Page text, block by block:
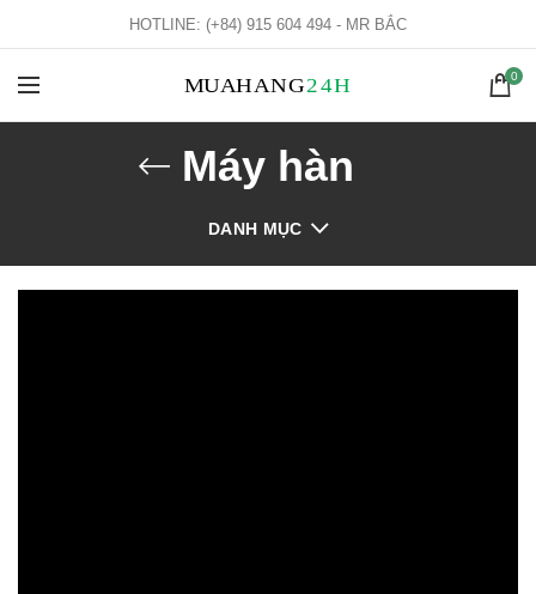
HOTLINE: (+84) 915 604 494 - MR BẮC
0
Máy hàn
DANH MỤC